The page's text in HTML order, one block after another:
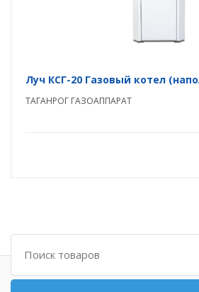
Луч КСГ-20 Газовый котел
ТАГАНРОГ ГАЗОАППАРАТ
Поиск